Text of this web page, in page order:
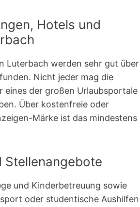
Hotels und
Luterbach werden sehr gut über
Nicht jeder mag die
eines der großen Urlaubsportale
Über kostenfreie oder
Märke ist das mindestens
Stellenangebote
und Kinderbetreuung sowie
oder studentische Aushilfen